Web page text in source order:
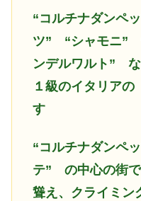
“コルチナダンペ
ツ” “シャモニ”
ンデルワルト”
１級のイタリア
す
“コルチナダンペ
テ” の中心の街
聳え、クライミン